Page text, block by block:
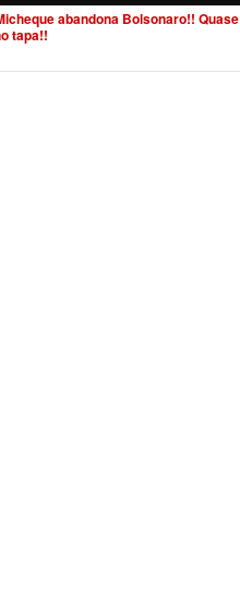
abandona Bolsonaro!! Quase
tapa!!